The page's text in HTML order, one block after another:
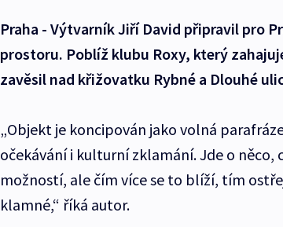
Praha - Výtvarník Jiří David připravil pro
prostoru. Poblíž klubu Roxy, který
zavěsil nad křižovatku Rybné a Dlouhé
„Objekt je koncipován jako volná
očekávání i kulturní zklamání. Jde o něco,
možností, ale čím více se to blíží, tím
klamné,“ říká autor.